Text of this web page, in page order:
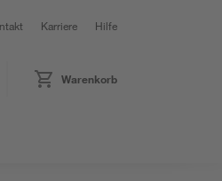
Karriere Hilfe
Warenkorb